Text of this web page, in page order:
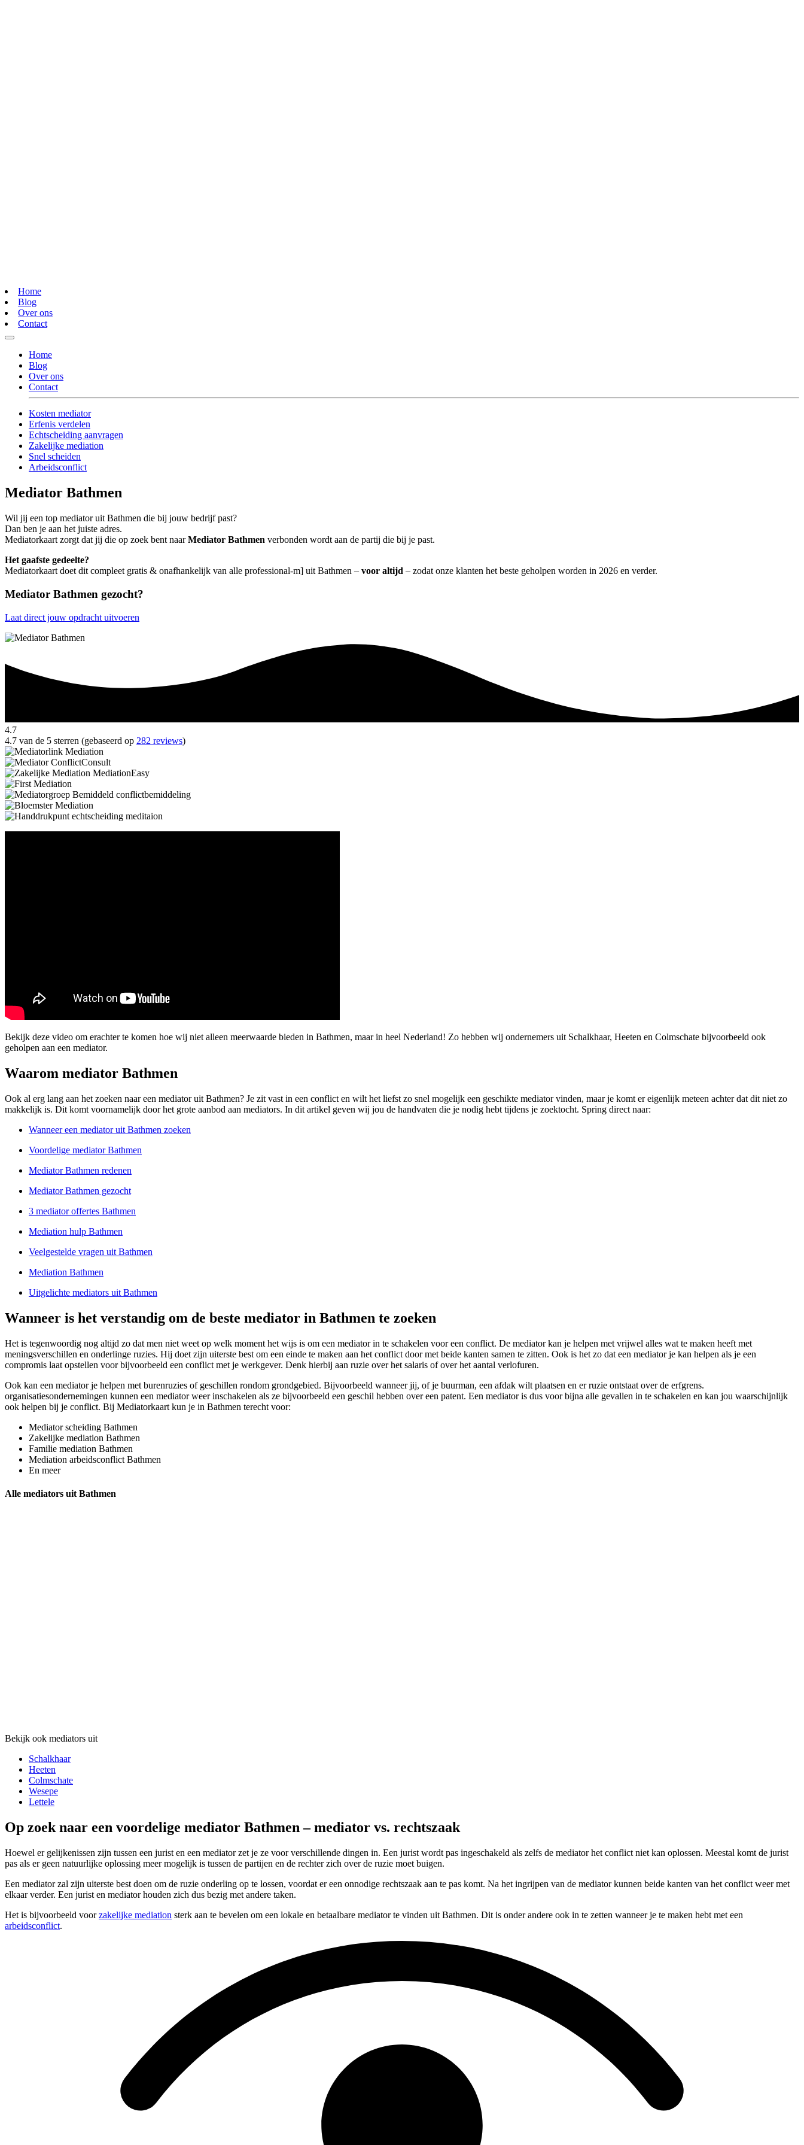
Home
Blog
Over ons
Contact
Home
Blog
Over ons
Contact
Kosten mediator
Erfenis verdelen
Echtscheiding aanvragen
Zakelijke mediation
Snel scheiden
Arbeidsconflict
Mediator Bathmen
Wil jij een top mediator uit Bathmen die bij jouw bedrijf past?
Dan ben je aan het juiste adres.
Mediatorkaart zorgt dat jij die op zoek bent naarMediator Bathmen verbonden wordt aan de partij die bij je past.
Het gaafste gedeelte?
Mediatorkaart doet dit compleet gratis & onafhankelijk van alle professional-m] uit Bathmen – voor altijd – zodat onze klanten het beste geholpen worden in 2026 en verder.
Mediator Bathmen gezocht?
Laat direct jouw opdracht uitvoeren
4.7
4.7 van de 5 sterren (gebaseerd op 282 reviews)
Bekijk deze video om erachter te komen hoe wij niet alleen meerwaarde bieden in Bathmen, maar in heel Nederland! Zo hebben wij ondernemers uit Schalkhaar, Heeten en Colmschate bijvoorbeeld ook
geholpen aan een mediator.
Waarom mediator Bathmen
Ook al erg lang aan het zoeken naar een mediator uit Bathmen? Je zit vast in een conflict en wilt het liefst zo snel mogelijk een geschikte mediator vinden, maar je komt er eigenlijk meteen achter dat dit niet zo
makkelijk is. Dit komt voornamelijk door het grote aanbod aan mediators. In dit artikel geven wij jou de handvaten die je nodig hebt tijdens je zoektocht. Spring direct naar:
Wanneer een mediator uit Bathmen zoeken
Voordelige mediator Bathmen
Mediator Bathmen redenen
Mediator Bathmen gezocht
3 mediator offertes Bathmen
Mediation hulp Bathmen
Veelgestelde vragen uit Bathmen
Mediation Bathmen
Uitgelichte mediators uit Bathmen
Wanneer is het verstandig om de beste mediator in Bathmen te zoeken
Het is tegenwoordig nog altijd zo dat men niet weet op welk moment het wijs is om een mediator in te schakelen voor een conflict. De mediator kan je helpen met vrijwel alles wat te maken heeft met
meningsverschillen en onderlinge ruzies. Hij doet zijn uiterste best om een einde te maken aan het conflict door met beide kanten samen te zitten. Ook is het zo dat een mediator je kan helpen als je een
compromis laat opstellen voor bijvoorbeeld een conflict met je werkgever. Denk hierbij aan ruzie over het salaris of over het aantal verlofuren.
Ook kan een mediator je helpen met burenruzies of geschillen rondom grondgebied. Bijvoorbeeld wanneer jij, of je buurman, een afdak wilt plaatsen en er ruzie ontstaat over de erfgrens.
organisatiesondernemingen kunnen een mediator weer inschakelen als ze bijvoorbeeld een geschil hebben over een patent. Een mediator is dus voor bijna alle gevallen in te schakelen en kan jou waarschijnlijk
ook helpen bij je conflict. Bij Mediatorkaart kun je in Bathmen terecht voor:
Mediator scheiding Bathmen
Zakelijke mediation Bathmen
Familie mediation Bathmen
Mediation arbeidsconflict Bathmen
En meer
Alle mediators uit Bathmen
Bekijk ook mediators uit
Schalkhaar
Heeten
Colmschate
Wesepe
Lettele
Op zoek naar een voordelige mediator Bathmen – mediator vs. rechtszaak
Hoewel er gelijkenissen zijn tussen een jurist en een mediator zet je ze voor verschillende dingen in. Een jurist wordt pas ingeschakeld als zelfs de mediator het conflict niet kan oplossen. Meestal komt de jurist
pas als er geen natuurlijke oplossing meer mogelijk is tussen de partijen en de rechter zich over de ruzie moet buigen.
Een mediator zal zijn uiterste best doen om de ruzie onderling op te lossen, voordat er een onnodige rechtszaak aan te pas komt. Na het ingrijpen van de mediator kunnen beide kanten van het conflict weer met
elkaar verder. Een jurist en mediator houden zich dus bezig met andere taken.
Het is bijvoorbeeld voorzakelijke mediation sterk aan te bevelen om een lokale en betaalbare mediator te vinden uit Bathmen. Dit is onder andere ook in te zetten wanneer je te maken hebt met een
arbeidsconflict.